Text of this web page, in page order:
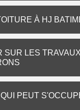
À HJ
LES
PEUT